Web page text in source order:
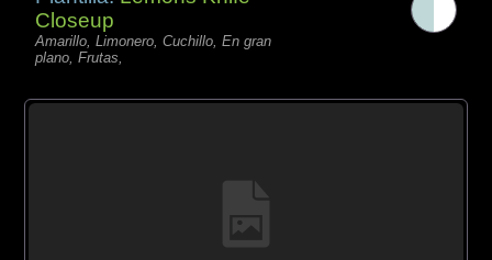
Closeup
Amarillo, Limonero, Cuchillo, En gran
plano, Frutas,